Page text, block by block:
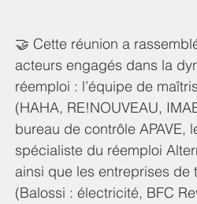
🤝 Cette réunion a
acteurs engagés dans la
réemploi : l’équipe de
(HAHA, RE!NOUVEAU,
bureau de contrôle APAVE,
spécialiste du réemploi
ainsi que les entreprises de
(Balossi : électricité, BFC